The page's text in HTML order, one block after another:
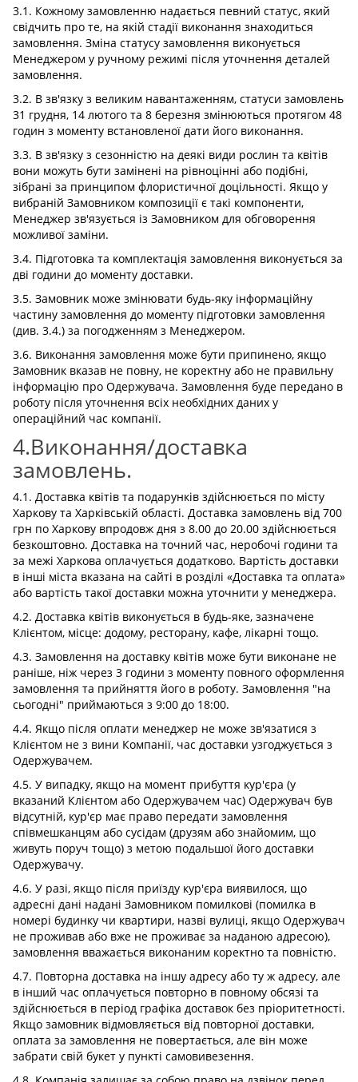
3.1. Кожному замовленню надається певний статус, який
свідчить про те, на якій стадії виконання знаходиться
замовлення. Зміна статусу замовлення виконується
Менеджером у ручному режимі після уточнення деталей
замовлення.
3.2. В зв'язку з великим навантаженням, статуси замовлень
31 грудня, 14 лютого та 8 березня змінюються протягом 48
годин з моменту встановленої дати його виконання.
3.3. В зв'язку з сезонністю на деякі види рослин та квітів
вони можуть бути замінені на рівноцінні або подібні,
зібрані за принципом флористичної доцільності. Якщо у
вибраній Замовником композиції є такі компоненти,
Менеджер зв'язується із Замовником для обговорення
можливої ​​заміни.
3.4. Підготовка та комплектація замовлення виконується за
дві години до моменту доставки.
3.5. Замовник може змінювати будь-яку інформаційну
частину замовлення до моменту підготовки замовлення
(див. 3.4.) за погодженням з Менеджером.
3.6. Виконання замовлення може бути припинено, якщо
Замовник вказав не повну, не коректну або не правильну
інформацію про Одержувача. Замовлення буде передано в
роботу після уточнення всіх необхідних даних у
операційний час компанії.
4.Виконання/доставка
замовлень.
4.1. Доставка квітів та подарунків здійснюється по місту
Харкову та Харківській області. Доставка замовлень від 700
грн по Харкову впродовж дня з 8.00 до 20.00 здійснюється
безкоштовно. Доставка на точний час, неробочі години та
за межі Харкова оплачується додатково. Вартість доставки
в інші міста вказана на сайті в розділі «Доставка та оплата»
або вартість такої доставки можна уточнити у менеджера.
4.2. Доставка квітів виконується в будь-яке, зазначене
Клієнтом, місце: додому, ресторану, кафе, лікарні тощо.
4.3. Замовлення на доставку квітів може бути виконане не
раніше, ніж через 3 години з моменту повного оформлення
замовлення та прийняття його в роботу. Замовлення "на
сьогодні" приймаються з 9:00 до 18:00.
4.4. Якщо після оплати менеджер не може зв'язатися з
Клієнтом не з вини Компанії, час доставки узгоджується з
Одержувачем.
4.5. У випадку, якщо на момент прибуття кур'єра (у
вказаний Клієнтом або Одержувачем час) Одержувач був
відсутній, кур'єр має право передати замовлення
співмешканцям або сусідам (друзям або знайомим, що
живуть поруч тощо) з метою подальшої його доставки
Одержувачу.
4.6. У разі, якщо після приїзду кур'єра виявилося, що
адресні дані надані Замовником помилкові (помилка в
номері будинку чи квартири, назві вулиці, якщо Одержувач
не проживав або вже не проживає за наданою адресою),
замовлення вважається виконаним коректно та повністю.
4.7. Повторна доставка на іншу адресу або ту ж адресу, але
в інший час оплачується повторно в повному обсязі та
здійснюється в період графіка доставок без пріоритетності.
Якщо замовник відмовляється від повторної доставки,
оплата за замовлення не повертається, але він може
забрати свій букет у пункті самовивезення.